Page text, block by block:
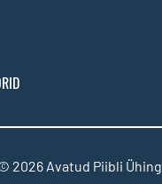
2026 Avatud Piibli Ühing